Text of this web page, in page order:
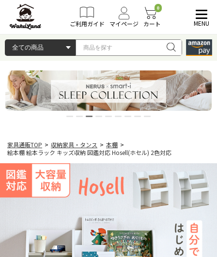
ご利用ガイド マイページ
0
カート MENU
家具通販TOP > 収納家具・タンス > 本棚 >
絵本棚 絵本ラック キッズ収納 図鑑対応 Hosell(ホセル) 2色対応